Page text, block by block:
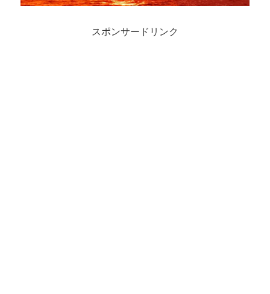
スポンサードリンク